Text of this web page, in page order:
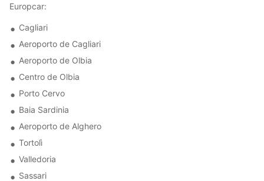
Europcar:
Cagliari
Aeroporto de Cagliari
Aeroporto de Olbia
Centro de Olbia
Porto Cervo
Baia Sardinia
Aeroporto de Alghero
Tortolì
Valledoria
Sassari